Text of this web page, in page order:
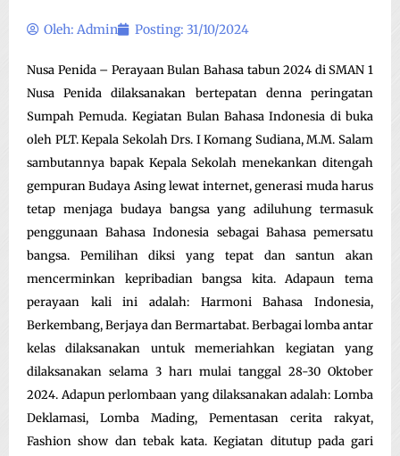
Oleh: Admin Posting: 31/10/2024
Nusa Penida – Perayaan Bulan Bahasa tabun 2024 di SMAN 1
Nusa Penida dilaksanakan bertepatan denna peringatan
Sumpah Pemuda. Kegiatan Bulan Bahasa Indonesia di buka
oleh PLT. Kepala Sekolah Drs. I Komang Sudiana, M.M. Salam
sambutannya bapak Kepala Sekolah menekankan ditengah
gempuran Budaya Asing lewat internet, generasi muda harus
tetap menjaga budaya bangsa yang adiluhung termasuk
penggunaan Bahasa Indonesia sebagai Bahasa pemersatu
bangsa. Pemilihan diksi yang tepat dan santun akan
mencerminkan kepribadian bangsa kita. Adapaun tema
perayaan kali ini adalah: Harmoni Bahasa Indonesia,
Berkembang, Berjaya dan Bermartabat. Berbagai lomba antar
kelas dilaksanakan untuk memeriahkan kegiatan yang
dilaksanakan selama 3 harı mulai tanggal 28-30 Oktober
2024. Adapun perlombaan yang dilaksanakan adalah: Lomba
Deklamasi, Lomba Mading, Pementasan cerita rakyat,
Fashion show dan tebak kata. Kegiatan ditutup pada gari